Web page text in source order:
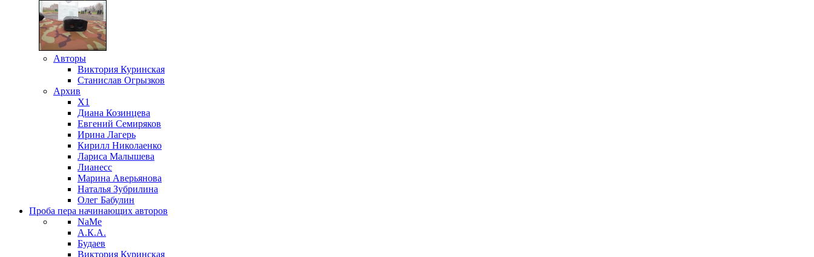
Авторы
Виктория Куринская
Станислав Огрызков
Архив
X1
Диана Козинцева
Евгений Семиряков
Ирина Лагерь
Кирилл Николаенко
Лариса Малышева
Лианесс
Марина Аверьянова
Наталья Зубрилина
Олег Бабулин
Проба пера начинающих авторов
NaMe
А.К.А.
Будаев
Виктория Куринская